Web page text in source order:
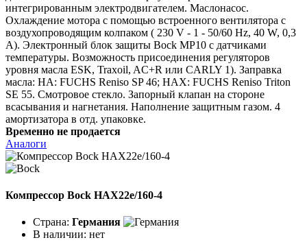
интегрированным электродвигателем. Маслонасос.
Охлаждение мотора с помощью встроенного вентилятора с
воздухопроводящим колпаком ( 230 V - 1 - 50/60 Hz, 40 W, 0,3
A). Электронный блок защиты Bock MP10 с датчиками
температуры. Возможность присоединения регуляторов
уровня масла ESK, Traxoil, AC+R или CARLY 1). Заправка
масла: HA: FUCHS Reniso SP 46; HAX: FUCHS Reniso Triton
SE 55. Смотровое стекло. Запорный клапан на стороне
всасывания и нагнетания. Наполнение защитным газом. 4
амортизатора в отд. упаковке.
Временно не продается
Аналоги
Компрессор Bock HAX22e/160-4
Страна: Германия
В наличии: нет